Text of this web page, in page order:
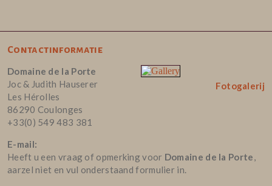
Contactinformatie
Fotogalerij
Domaine de la Porte
Joc & Judith Hauserer
Les Hérolles
86290 Coulonges
+33(0) 549 483 381
E-mail:
Heeft u een vraag of opmerking voor Domaine de la Porte,
aarzel niet en vul onderstaand formulier in.